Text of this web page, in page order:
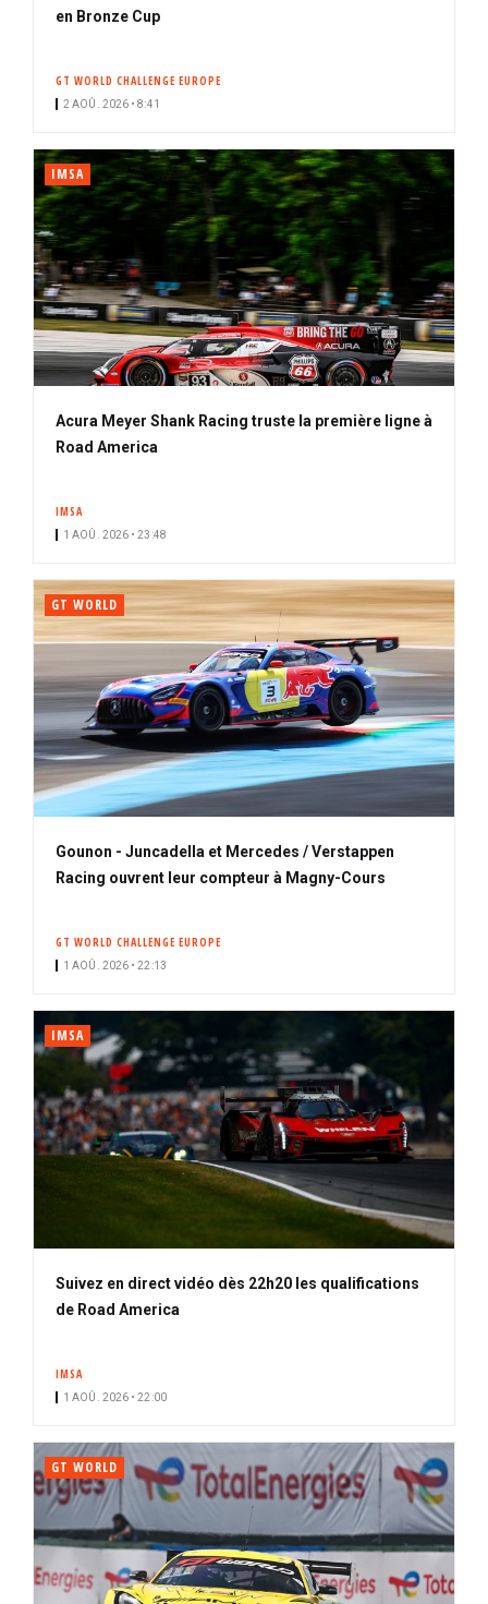
en Bronze Cup
GT WORLD CHALLENGE EUROPE
2 AOÛ. 2026 • 8:41
IMSA
Acura Meyer Shank Racing truste la première ligne à
Road America
IMSA
1 AOÛ. 2026 • 23:48
GT WORLD
Gounon - Juncadella et Mercedes / Verstappen
Racing ouvrent leur compteur à Magny-Cours
GT WORLD CHALLENGE EUROPE
1 AOÛ. 2026 • 22:13
IMSA
Suivez en direct vidéo dès 22h20 les qualifications
de Road America
IMSA
1 AOÛ. 2026 • 22:00
GT WORLD